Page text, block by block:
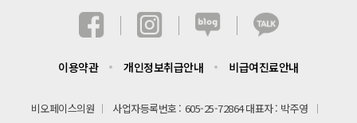
이용약관 개인정보취급안내 비급여진료안내
비오페이스의원 사업자등록번호 605-25-72864대표자 박주영